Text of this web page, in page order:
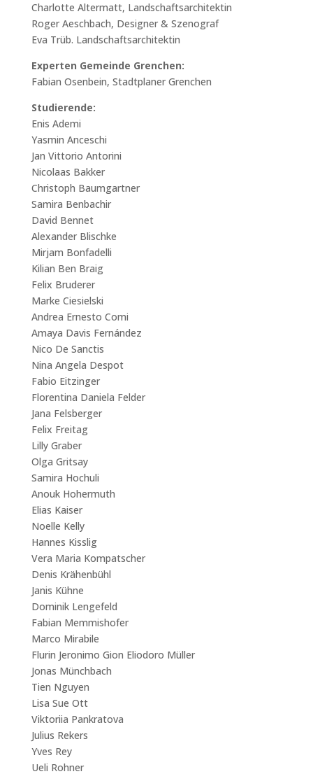
Charlotte Altermatt, Landschaftsarchitektin
Roger Aeschbach, Designer & Szenograf
Eva Trüb. Landschaftsarchitektin
Experten Gemeinde Grenchen:
Fabian Osenbein, Stadtplaner Grenchen
Studierende:
Enis Ademi
Yasmin Anceschi
Jan Vittorio Antorini
Nicolaas Bakker
Christoph Baumgartner
Samira Benbachir
David Bennet
Alexander Blischke
Mirjam Bonfadelli
Kilian Ben Braig
Felix Bruderer
Marke Ciesielski
Andrea Ernesto Comi
Amaya Davis Fernández
Nico De Sanctis
Nina Angela Despot
Fabio Eitzinger
Florentina Daniela Felder
Jana Felsberger
Felix Freitag
Lilly Graber
Olga Gritsay
Samira Hochuli
Anouk Hohermuth
Elias Kaiser
Noelle Kelly
Hannes Kisslig
Vera Maria Kompatscher
Denis Krähenbühl
Janis Kühne
Dominik Lengefeld
Fabian Memmishofer
Marco Mirabile
Flurin Jeronimo Gion Eliodoro Müller
Jonas Münchbach
Tien Nguyen
Lisa Sue Ott
Viktoriia Pankratova
Julius Rekers
Yves Rey
Ueli Rohner